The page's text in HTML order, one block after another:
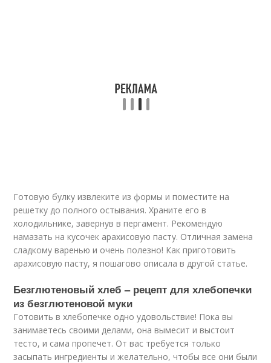
Готовую булку извлеките из формы и поместите на
решетку до полного остывания. Храните его в
холодильнике, завернув в пергамент. Рекомендую
намазать на кусочек арахисовую пасту. Отличная замена
сладкому варенью и очень полезно! Как приготовить
арахисовую пасту, я пошагово описала в другой статье.
Безглютеновый хлеб – рецепт для хлебопечки
из безглютеновой муки
Готовить в хлебопечке одно удовольствие! Пока вы
занимаетесь своими делами, она вымесит и выстоит
тесто, и сама пропечет. От вас требуется только
засыпать ингредиенты и желательно, чтобы все они были